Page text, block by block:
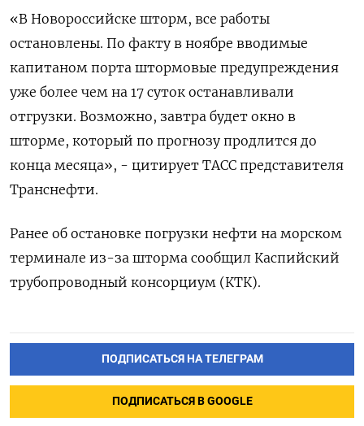
«В Новороссийске шторм, все работы
остановлены. По факту в ноябре вводимые
капитаном порта штормовые предупреждения
уже более чем на 17 суток останавливали
отгрузки. Возможно, завтра будет окно в
шторме, который по прогнозу продлится до
конца месяца», - цитирует ТАСС представителя
Транснефти.
Ранее об остановке погрузки нефти на морском
терминале из-за шторма сообщил Каспийский
трубопроводный консорциум (КТК).
ПОДПИСАТЬСЯ НА ТЕЛЕГРАМ
ПОДПИСАТЬСЯ В GOOGLE